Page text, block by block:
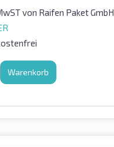
von Raifen Paket GmbH
Warenkorb